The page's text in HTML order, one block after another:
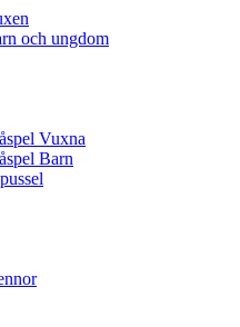
och ungdom
Vuxna
Barn